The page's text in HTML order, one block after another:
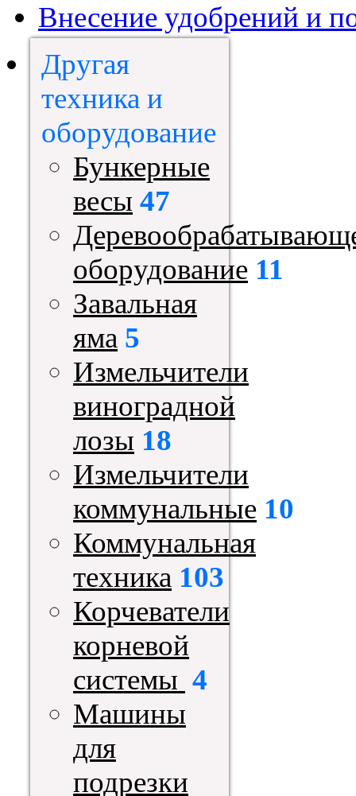
Внесение удобрений и
Другая
техника и
оборудование
Бункерные
весы 47
оборудование 11
Завальная
яма 5
Измельчители
виноградной
лозы 18
Измельчители
коммунальные 10
Коммунальная
техника 103
Корчеватели
корневой
системы 4
Машины
для
подрезки